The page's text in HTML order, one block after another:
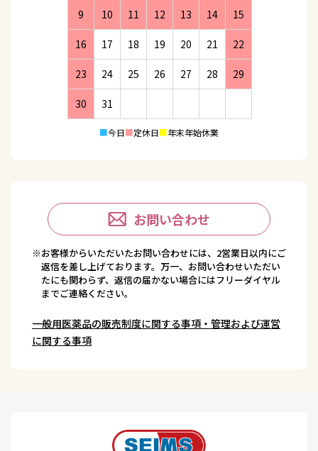
9 10 11 12 13 14 15
16 17 18 19 20 21 22
23 24 25 26 27 28 29
30 31
■今日■定休日■年末年始休業
お問い合わせ
※お客様からいただいたお問い合わせには、2営業日以内にご
返信を差し上げております。万一、お問い合わせいただい
たにも関わらず、返信の届かない場合にはフリーダイヤル
までご連絡ください。
一般用医薬品の販売制度に関する事項・管理および運営
に関する事項